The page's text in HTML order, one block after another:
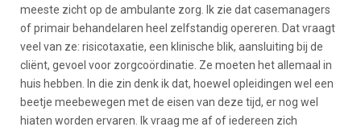
meeste zicht op de ambulante zorg. Ik zie dat casemanagers
of primair behandelaren heel zelfstandig opereren. Dat vraagt
veel van ze: risicotaxatie, een klinische blik, aansluiting bij de
cliënt, gevoel voor zorgcoördinatie. Ze moeten het allemaal in
huis hebben. In die zin denk ik dat, hoewel opleidingen wel een
beetje meebewegen met de eisen van deze tijd, er nog wel
hiaten worden ervaren. Ik vraag me af of iedereen zich